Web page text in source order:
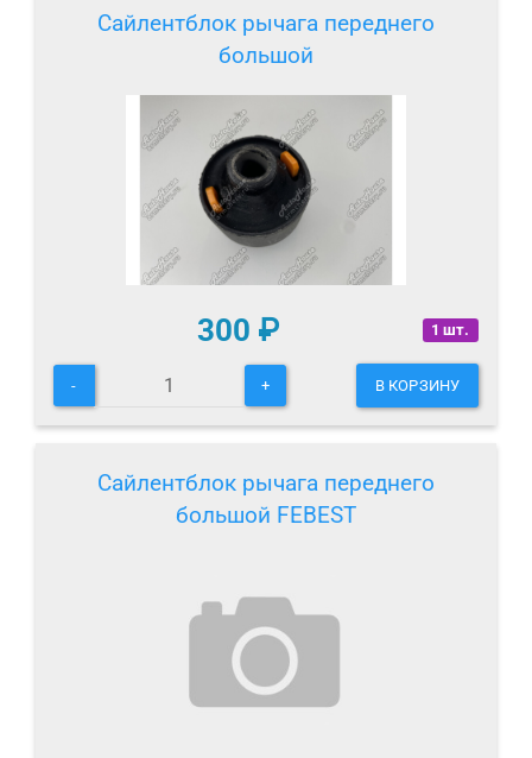
Сайлентблок рычага переднего
большой
1 шт.
300 ₽
- + В КОРЗИНУ
Сайлентблок рычага переднего
большой FEBEST